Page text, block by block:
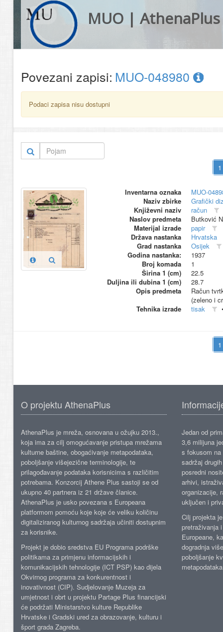
MUO | AthenaPlus
Povezani zapisi: MUO-048980
Podaci zapisa nisu dostupni
Inventarna oznaka
MUO-
Naziv zbirke
Grafički
Književni naziv
račun
Naslov predmeta
Butković
Materijal izrade
papir
Država nastanka
Hrvatska
Grad nastanka
Osijek
Godina nastanka:
1937
Broj komada
1
Širina 1 (cm)
22.5
Duljina ili dubina 1 (cm)
28.7
Opis predmeta
Račun
(zeleno i
Tehnika izrade
tisak
O projektu AthenaPlus
AthenaPlus je mreža, osnovana u ožujku 2013.,
koja ima za cilj omogućavanje pristupa mrežama
kulturne baštine, obogaćivanje metapodataka,
poboljšanje višejezične terminologije, te
prilagođavanje podataka korisnicima s različitim
potrebama. Konzorcij Athene Plus sastoji se od
ukupno 40 partnera iz 21 države članice.
AthenaPlus je usko povezana s Europeana
platformom pomoću koje koje će veliku količinu
digitaliziranog kulturnog sadržaja učiniti dostupnim
za korisnike.
Projekt je dobio sredstva EU Programa podrške
politikama za primjenu informacijskih i
komunikacijskih tehnologije (ICT PSP) kao dijela
Okvirnog programa za konkurentnost i
inovativnost (CIP). Sudjelovanje Muzeja za
umjetnost i obrt u projektu Partage Plus financijski
će podržati Ministarstvo kulture Republike
Hrvatske i Gradski ured za obrazovanje, kulturu i
šport grada Zagreba.
Jedan od
3,6 milijuna
s fokusom
sadržaj
posredni
arhivi,
organizacije,
uključen i
Cilj projekta
pretraživanja
Europeane,
dogradnja
poboljšanje